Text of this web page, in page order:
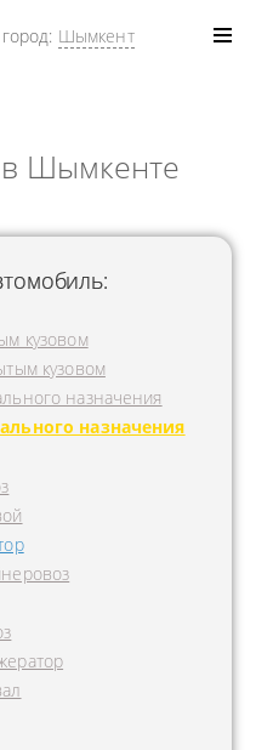
Шымкент
Шымкенте
кузовом
кузовом
назначения
назначения